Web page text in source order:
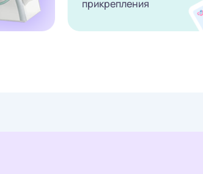
прикрепления